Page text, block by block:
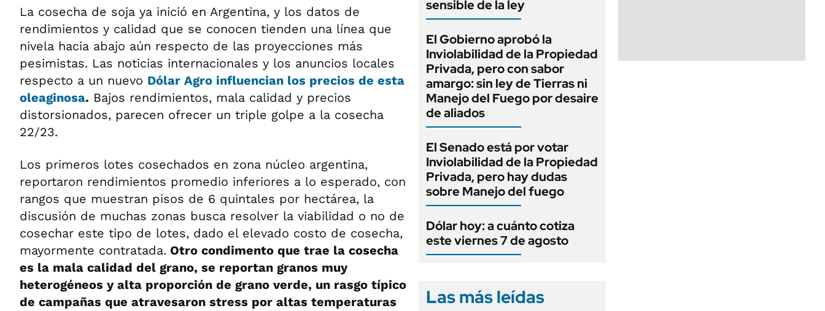
La cosecha de soja ya inició en Argentina, y los datos de
rendimientos y calidad que se conocen tienden una línea que
nivela hacia abajo aún respecto de las proyecciones más
pesimistas. Las noticias internacionales y los anuncios locales
respecto a un nuevo Dólar Agro influencian los precios de esta
oleaginosa. Bajos rendimientos, mala calidad y precios
distorsionados, parecen ofrecer un triple golpe a la cosecha
22/23.
Los primeros lotes cosechados en zona núcleo argentina,
reportaron rendimientos promedio inferiores a lo esperado, con
rangos que muestran pisos de 6 quintales por hectárea, la
discusión de muchas zonas busca resolver la viabilidad o no de
cosechar este tipo de lotes, dado el elevado costo de cosecha,
mayormente contratada. Otro condimento que trae la cosecha
es la mala calidad del grano, se reportan granos muy
heterogéneos y alta proporción de grano verde, un rasgo típico
de campañas que atravesaron stress por altas temperaturas
sensible de la ley
El Gobierno aprobó la
Inviolabilidad de la Propiedad
Privada, pero con sabor
amargo: sin ley de Tierras ni
Manejo del Fuego por desaire
de aliados
El Senado está por votar
Inviolabilidad de la Propiedad
Privada, pero hay dudas
sobre Manejo del fuego
Dólar hoy: a cuánto cotiza
este viernes 7 de agosto
Las más leídas